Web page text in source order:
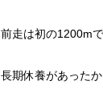
前走は初の1200m
長期休養があった